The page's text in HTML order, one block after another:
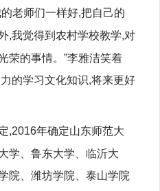
老师们一样好,把自己的
,我觉得到农村学校教学,对
荣的事情。”李雅洁笑着
的学习文化知识,将来更好
,2016年确定山东师范大
学、鲁东大学、临沂大
院、潍坊学院、泰山学院